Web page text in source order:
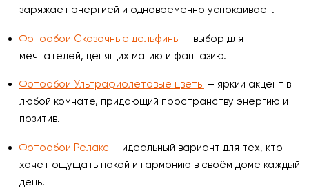
заряжает энергией и одновременно успокаивает.
Фотообои Сказочные дельфины — выбор для
мечтателей, ценящих магию и фантазию.
Фотообои Ультрафиолетовые цветы — яркий акцент в
любой комнате, придающий пространству энергию и
позитив.
Фотообои Релакс — идеальный вариант для тех, кто
хочет ощущать покой и гармонию в своём доме каждый
день.